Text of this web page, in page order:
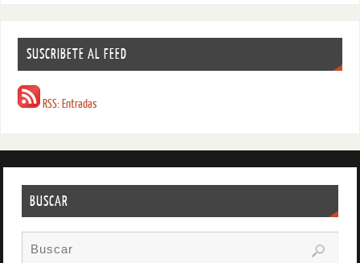
SUSCRIBETE AL FEED
RSS: Entradas
BUSCAR